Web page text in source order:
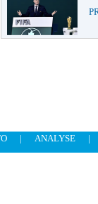
| ANALYSE
|